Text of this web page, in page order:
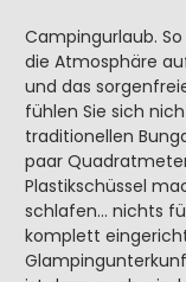
Campingurlaub.
die Atmosphäre
und das
fühlen Sie sich
traditionellen
paar
Plastikschüssel
schlafen… nichts
komplett